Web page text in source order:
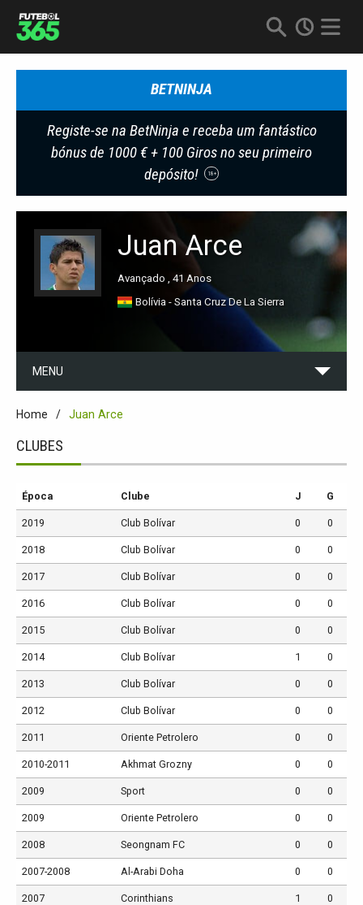
BETNINJA
Registe-se na BetNinja e receba um fantástico
bónus de 1000 € + 100 Giros no seu primeiro
depósito!
18+
Juan Arce
Avançado , 41 Anos
Bolívia - Santa Cruz De La Sierra
MENU
Home Juan Arce
CLUBES
Época Clube J G
2019 Club Bolívar 0 0
2018 Club Bolívar 0 0
2017 Club Bolívar 0 0
2016 Club Bolívar 0 0
2015 Club Bolívar 0 0
2014 Club Bolívar 1 0
2013 Club Bolívar 0 0
2012 Club Bolívar 0 0
2011 Oriente Petrolero 0 0
2010-2011 Akhmat Grozny 0 0
2009 Sport 0 0
2009 Oriente Petrolero 0 0
2008 Seongnam FC 0 0
2007-2008 Al-Arabi Doha 0 0
2007 Corinthians 1 0